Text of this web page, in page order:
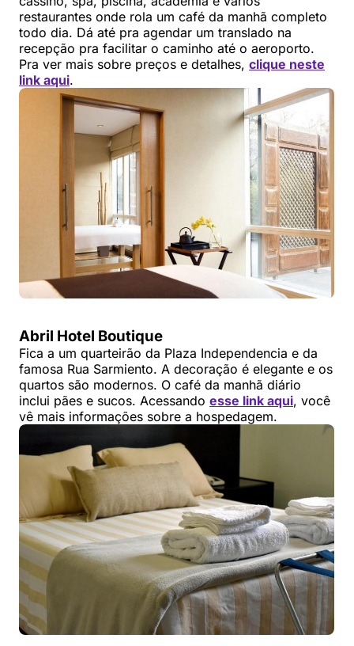
restaurantes onde rola um café da manhã completo
todo dia. Dá até pra agendar um translado na
recepção pra facilitar o caminho até o aeroporto.
Pra ver mais sobre preços e detalhes, clique neste
link aqui.
Abril Hotel Boutique
Fica a um quarteirão da Plaza Independencia e da
famosa Rua Sarmiento. A decoração é elegante e os
quartos são modernos. O café da manhã diário
inclui pães e sucos. Acessando esse link aqui, você
vê mais informações sobre a hospedagem.